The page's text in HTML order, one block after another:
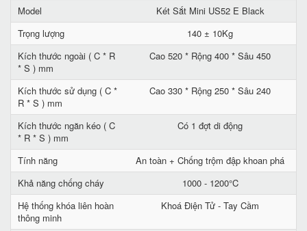
Model
Két Sắt Mini US52 E Black
Trọng lượng
140 ± 10Kg
Kích thước ngoài ( C * R
* S ) mm
Cao 520 * Rộng 400 * Sâu 450
Kích thước sử dụng ( C *
R * S ) mm
Cao 330 * Rộng 250 * Sâu 240
Kích thước ngăn kéo ( C
* R * S ) mm
Có 1 đợt di động
Tính năng
An toàn + Chống trộm đập khoan phá
Khả năng chống cháy
1000 - 1200°C
Hệ thống khóa liên hoàn
thông minh
Khoá Điện Tử - Tay Cầm